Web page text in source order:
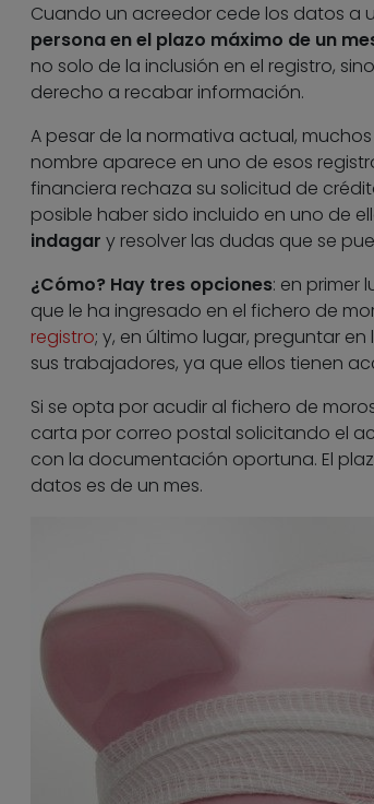
Cuando un acreedor cede los datos a
persona en el plazo máximo de un
no solo de la inclusión en el registro,
derecho a recabar información.
A pesar de la normativa actual,
nombre aparece en uno de esos
financiera rechaza su solicitud de
posible haber sido incluido en uno de
indagar y resolver las dudas que se
¿Cómo? Hay tres opciones: en primer
que le ha ingresado en el fichero de
registro; y, en último lugar, preguntar
sus trabajadores, ya que ellos tienen
Si se opta por acudir al fichero de
carta por correo postal solicitando el
con la documentación oportuna. El
datos es de un mes.